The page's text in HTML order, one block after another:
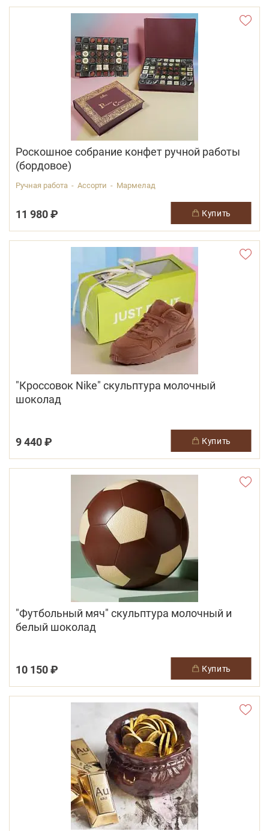
Роскошное собрание конфет ручной работы
(бордовое)
Ручная работа - Ассорти - Мармелад
11 980 ₽ купить
"Кроссовок Nike" скульптура молочный
шоколад
9 440 ₽ купить
"Футбольный мяч" скульптура молочный и
белый шоколад
10 150 ₽ купить